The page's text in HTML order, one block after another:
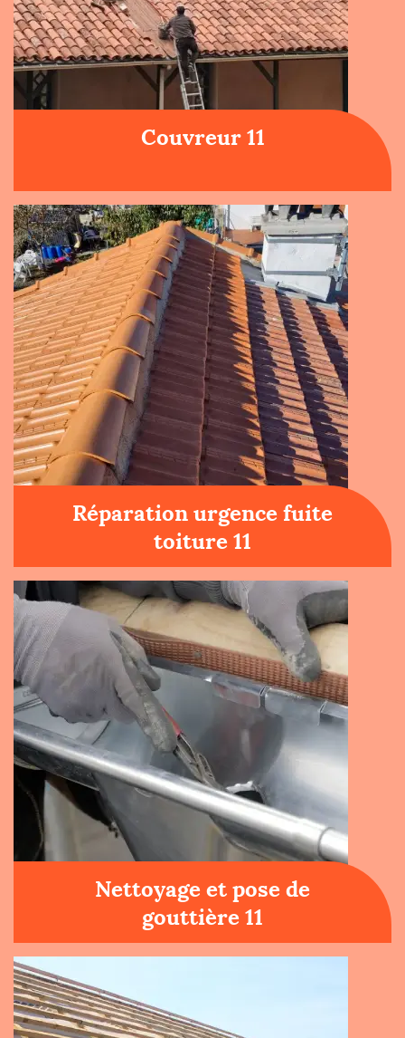
Couvreur 11
Réparation urgence fuite
toiture 11
Nettoyage et pose de
gouttière 11